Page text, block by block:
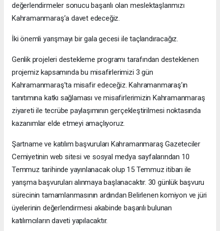
değerlendirmeler sonucu başarılı olan meslektaşlarımızı
Kahramanmaraş’a davet edeceğiz.
İki önemli yarışmayı bir gala gecesi ile taçlandıracağız.
Genlik projeleri destekleme programı tarafından desteklenen
projemiz kapsamında bu misafirlerimizi 3 gün
Kahramanmaraş’ta misafir edeceğiz. Kahramanmaraş’ın
tanıtımına katkı sağlaması ve misafirlerimizin Kahramanmaraş
ziyareti ile tecrübe paylaşımının gerçekleştirilmesi noktasında
kazanımlar elde etmeyi amaçlıyoruz.
Şartname ve katılım başvuruları Kahramanmaraş Gazeteciler
Cemiyetinin web sitesi ve sosyal medya sayfalarından 10
Temmuz tarihinde yayınlanacak olup 15 Temmuz itibarı ile
yarışma başvuruları alınmaya başlanacaktır. 30 günlük başvuru
sürecinin tamamlanmasının ardından Belirlenen komiyon ve jüri
üyelerinin değerlendirmesi akabinde başarılı bulunan
katılımcıların daveti yapılacaktır.